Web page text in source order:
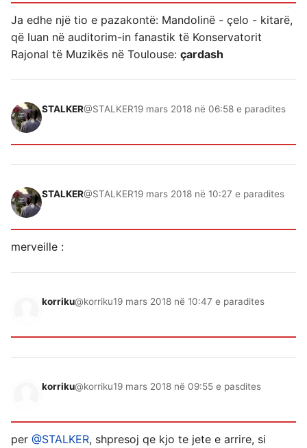
Ja edhe një tio e pazakontë: Mandolinë - çelo - kitarë,
që luan në auditorim-in fanastik të Konservatorit
Rajonal të Muzikës në Toulouse: çardash
STALKER@STALKER19 mars 2018 në 06:58 e paradites
STALKER@STALKER19 mars 2018 në 10:27 e paradites
merveille :
korriku@korriku19 mars 2018 në 10:47 e paradites
korriku@korriku19 mars 2018 në 09:55 e pasdites
per @STALKER, shpresoj qe kjo te jete e arrire, si